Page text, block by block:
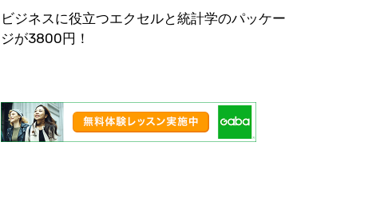
ビジネスに役立つエクセルと統計学のパッケー
ジが3800円！